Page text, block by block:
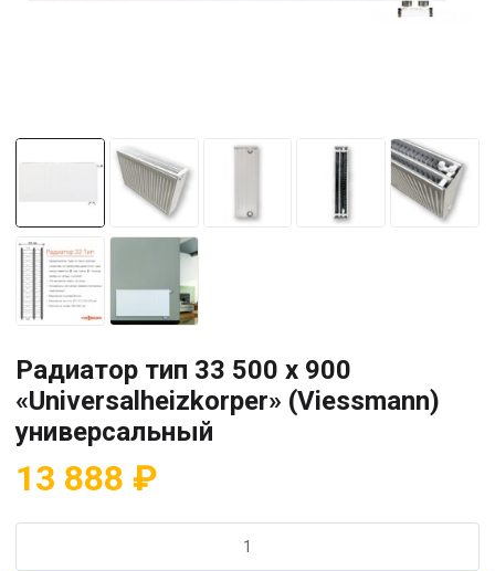
Радиатор тип 33 500 x 900
«Universalheizkorper» (Viessmann)
универсальный
13 888 ₽